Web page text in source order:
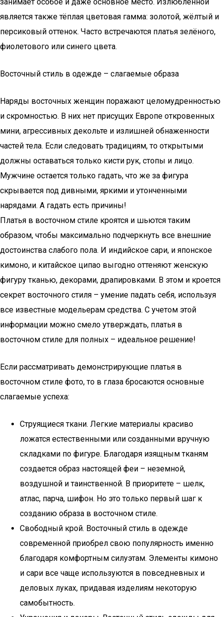
является также тёплая цветовая гамма: золотой, жёлтый и
персиковый оттенок. Часто встречаются платья зелёного,
фиолетового или синего цвета.
Восточный стиль в одежде – слагаемые образа
Наряды восточных женщин поражают целомудренностью
и скромностью. В них нет присущих Европе откровенных
мини, агрессивных декольте и излишней обнаженности
частей тела. Если следовать традициям, то открытыми
должны оставаться только кисти рук, стопы и лицо.
Мужчине остается только гадать, что же за фигура
скрывается под дивными, яркими и утонченными
нарядами. А гадать есть причины!
Платья в восточном стиле кроятся и шьются таким
образом, чтобы максимально подчеркнуть все внешние
достоинства слабого пола. И индийское сари, и японское
кимоно, и китайское ципао выгодно оттеняют женскую
фигуру тканью, декорами, драпировками. В этом и кроется
секрет восточного стиля – умение падать себя, используя
все известные модельерам средства. С учетом этой
информации можно смело утверждать, платья в
восточном стиле для полных – идеальное решение!
Если рассматривать демонстрирующие платья в
восточном стиле фото, то в глаза бросаются основные
слагаемые успеха:
Струящиеся ткани. Легкие материалы красиво
ложатся естественными или созданными вручную
складками по фигуре. Благодаря изящным тканям
создается образ настоящей феи – неземной,
воздушной и таинственной. В приоритете – шелк,
атлас, парча, шифон. Но это только первый шаг к
созданию образа в восточном стиле.
Свободный крой. Восточный стиль в одежде
современной приобрел свою популярность именно
благодаря комфортным силуэтам. Элементы кимоно
и сари все чаще используются в повседневных и
деловых луках, придавая изделиям некоторую
самобытность.